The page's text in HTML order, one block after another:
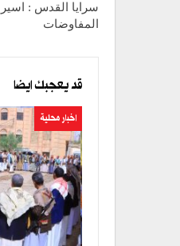
سرايا القدس : اسير
المفاوضات
قد يعجبك ايضا
اخبار محلية